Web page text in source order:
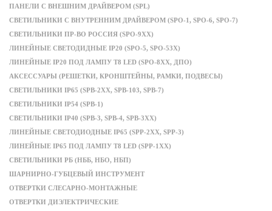
ПАНЕЛИ С ВНЕШНИМ ДРАЙВЕРОМ (SPL)
СВЕТИЛЬНИКИ С ВНУТРЕННИМ ДРАЙВЕРОМ (SPO-1, SPO-6, SPO-7)
СВЕТИЛЬНИКИ ПР-ВО РОССИЯ (SPO-9XX)
ЛИНЕЙНЫЕ СВЕТОДИДНЫЕ IP20 (SPO-5, SPO-53X)
ЛИНЕЙНЫЕ IP20 ПОД ЛАМПУ T8 LED (SPO-8XX, ДПО)
АКСЕССУАРЫ (РЕШЕТКИ, КРОНШТЕЙНЫ, РАМКИ, ПОДВЕСЫ)
СВЕТИЛЬНИКИ IP65 (SPB-2ХХ, SPB-103, SPB-7)
СВЕТИЛЬНИКИ IP54 (SPB-1)
СВЕТИЛЬНИКИ IP40 (SPB-3, SPB-4, SPB-3ХХ)
ЛИНЕЙНЫЕ СВЕТОДИОДНЫЕ IP65 (SPP-2XX, SPP-3)
ЛИНЕЙНЫЕ IP65 ПОД ЛАМПУ T8 LED (SPP-1XX)
СВЕТИЛЬНИКИ РБ (НББ, НБО, НБП)
ШАРНИРНО-ГУБЦЕВЫЙ ИНСТРУМЕНТ
ОТВЕРТКИ СЛЕСАРНО-МОНТАЖНЫЕ
ОТВЕРТКИ ДИЭЛЕКТРИЧЕСКИЕ